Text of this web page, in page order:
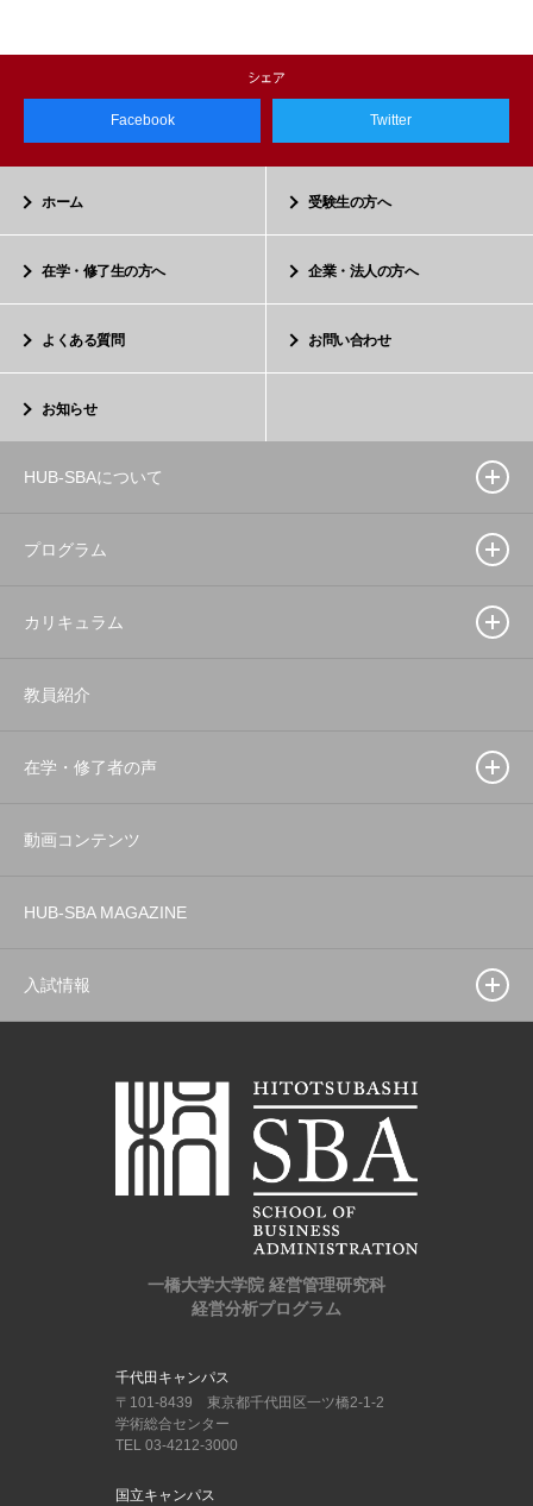
Facebook Twitter
ホーム 受験生の方へ
在学・修了生の方へ 企業・法人の方へ
よくある質問 お問い合わせ
お知らせ
HUB-SBAについて
プログラム
カリキュラム
教員紹介
在学・修了者の声
動画コンテンツ
HUB-SBA MAGAZINE
入試情報
一橋大学大学院 経営管理研究科
経営分析プログラム
千代田キャンパス
〒101-8439 東京都千代田区一ツ橋2-1-2
学術総合センター
TEL 03-4212-3000
国立キャンパス